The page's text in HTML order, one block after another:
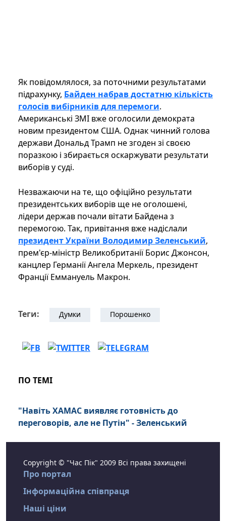
Як повідомлялося, за поточними результатами
підрахунку, Байден набрав достатню кількість
голосів вибірників для перемоги.
Американські ЗМІ вже оголосили демократа
новим президентом США. Однак чинний голова
держави Дональд Трамп не згоден зі своєю
поразкою і збирається оскаржувати результати
виборів у суді.
Незважаючи на те, що офіційно результати
президентських виборів ще не оголошені,
лідери держав почали вітати Байдена з
перемогою. Так, привітання вже надіслали
президент України Володимир Зеленський,
прем'єр-міністр Великобританії Борис Джонсон,
канцлер Германії Ангела Меркель, президент
Франції Еммануель Макрон.
Теги: Думки Порошенко
ПО ТЕМІ
"Навіть ХАМАС виявляє готовність до
переговорів, але не Путін" - Зеленський
Copyright © "Час Пік" 2009 Всі права захищені
Про портал
Інформаційна співпраця
Наші ціни